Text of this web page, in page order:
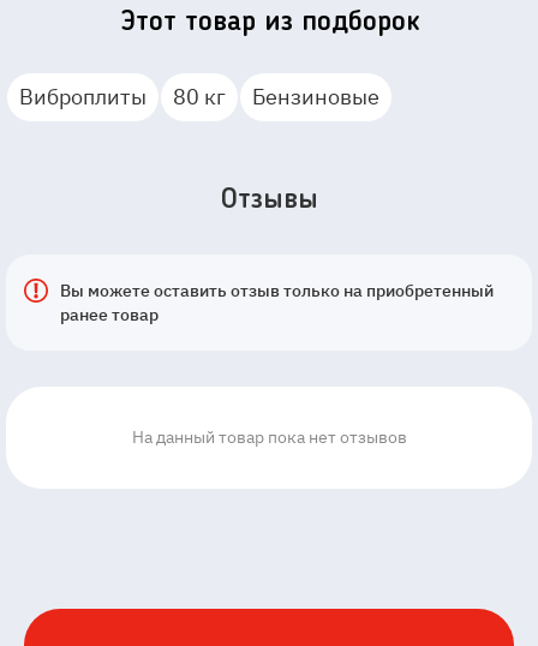
Этот товар из подборок
Виброплиты 80 кг Бензиновые
Отзывы
Вы можете оставить отзыв только на приобретенный
ранее товар
На данный товар пока нет отзывов